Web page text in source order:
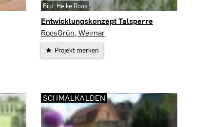
Entwicklungskonzept Talsperre
Leinefelde-Worbis
RoosGrün, Weimar
Projekt merken
Bild: Heike Roos
SCHMALKALDEN